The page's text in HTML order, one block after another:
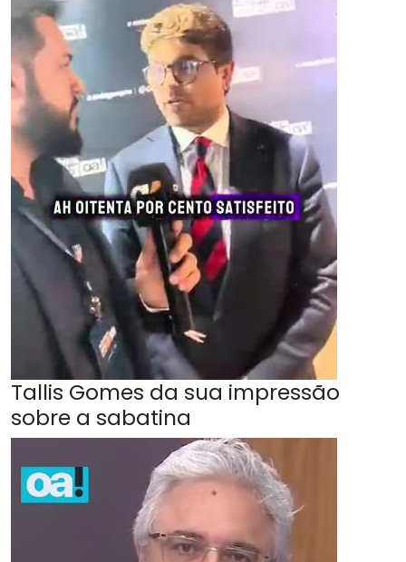
Tallis Gomes da sua impressão
sobre a sabatina